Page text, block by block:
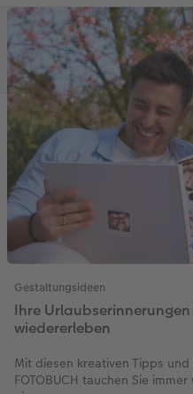
Gestaltungsideen
Ihre Urlaubserinnerungen
wiedererleben
Mit diesen kreativen Tipps
FOTOBUCH tauchen Sie